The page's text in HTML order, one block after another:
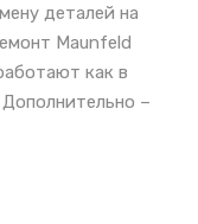
деталей на
Maunfeld
как в
–